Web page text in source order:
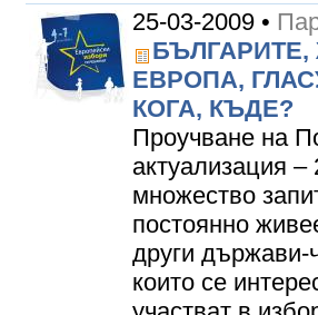
25-03-2009 •
ЕВРОПА,
КОГА, КЪДЕ?
Проучване на
актуализация –
множество
постоянно
други държави-
които се